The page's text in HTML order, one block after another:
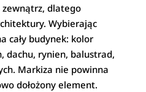
zewnątrz, dlatego
Wybierając
cały budynek: kolor
dachu, rynien, balustrad,
Markiza nie powinna
dołożony element.